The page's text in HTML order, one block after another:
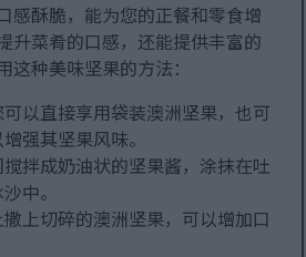
感酥脆，能为您的正餐和零食增
升菜肴的口感，还能提供丰富的
种美味坚果的方法：
以直接享用袋装澳洲坚果，也可
强其坚果风味。
拌成奶油状的坚果酱，涂抹在吐
中。
上切碎的澳洲坚果，可以增加口